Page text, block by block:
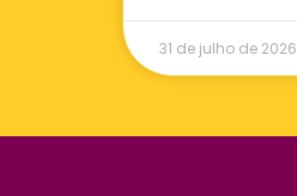
31 de julho de 2026